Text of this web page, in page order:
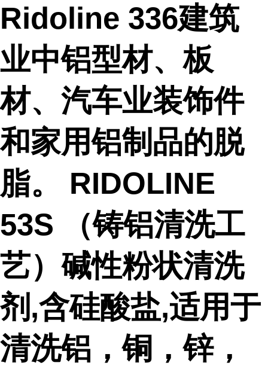
Ridoline 336建筑
业中铝型材、板
材、汽车业装饰件
和家用铝制品的脱
脂。 RIDOLINE
53S （铸铝清洗工
艺）碱性粉状清洗
剂,含硅酸盐,适用于
清洗铝，铜，锌，